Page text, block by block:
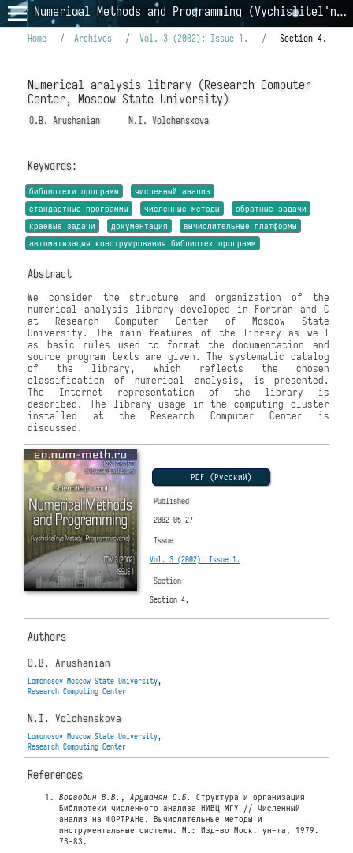
Numerical Methods and Programming (Vychislitel'nye Metody i Programmirovanie)
Home / Archives / Vol. 3 (2002): Issue 1. / Section 4.
Numerical analysis library (Research Computer
Center, Moscow State University)
O.B. Arushanian N.I. Volchenskova
Keywords:
библиотеки программ
численный анализ
стандартные программы
численные методы
обратные задачи
краевые задачи
документация
вычислительные платформы
автоматизация конструирования библиотек программ
Abstract
We consider the structure and organization of the
numerical analysis library developed in Fortran and C
at Research Computer Center of Moscow State
University. The main features of the library as well
as basic rules used to format the documentation and
source program texts are given. The systematic catalog
of the library, which reflects the chosen
classification of numerical analysis, is presented.
The Internet representation of the library is
described. The library usage in the computing cluster
installed at the Research Computer Center is
discussed.
PDF (Русский)
Published
2002-05-27
Issue
Vol. 3 (2002): Issue 1.
Section
Section 4.
Authors
O.B. Arushanian
Lomonosov Moscow State University,
Research Computing Center
N.I. Volchenskova
Lomonosov Moscow State University,
Research Computing Center
References
Воеводин В.В. ,Арушанян О.Б.
Структура и организация
Библиотеки численного анализа НИВЦ МГУ // Численный
анализ на ФОРТРАНе. Вычислительные методы и
инструментальные системы. М.: Изд-во Моск. ун-та, 1979.
73-83.